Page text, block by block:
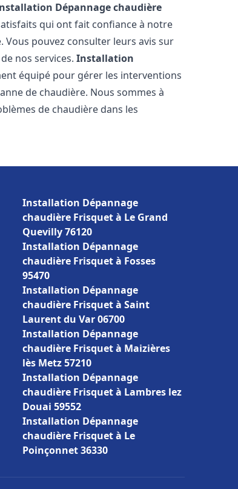
Dépannage chaudière
qui ont fait confiance à notre
pouvez consulter leurs avis sur
nos services.Installation
équipé pour gérer les interventions
de chaudière. Nous sommes à
de chaudière dans les
Installation Dépannage
chaudière Frisquet à Le Grand
Quevilly 76120
Installation Dépannage
chaudière Frisquet à Fosses
95470
Installation Dépannage
chaudière Frisquet à Saint
Laurent du Var 06700
Installation Dépannage
chaudière Frisquet à Maizières
lès Metz 57210
Installation Dépannage
chaudière Frisquet à Lambres lez
Douai 59552
Installation Dépannage
chaudière Frisquet à Le
Poinçonnet 36330